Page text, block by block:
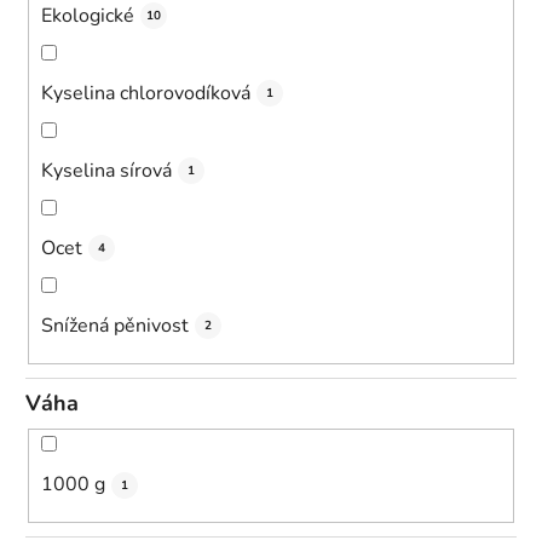
Ekologické 10
Kyselina chlorovodíková 1
Kyselina sírová 1
Ocet 4
Snížená pěnivost 2
Váha
1000 g 1